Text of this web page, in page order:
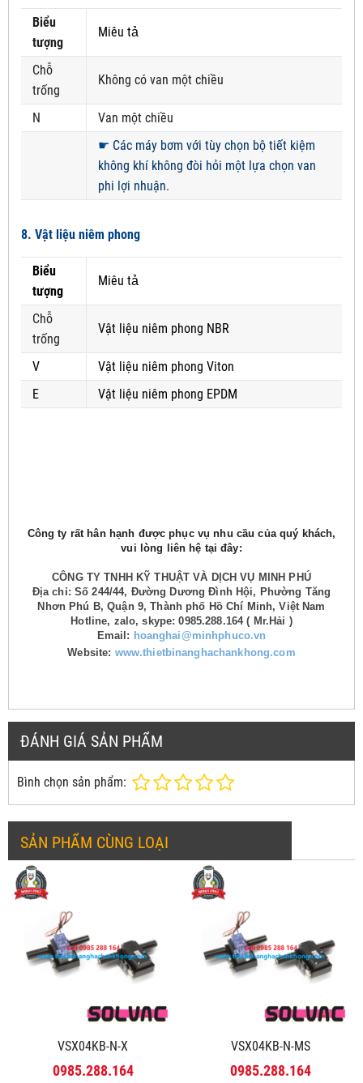
Biểu
tượng
Miêu tả
Chỗ
trống
Không có van một chiều
N
Van một chiều
☛ Các máy bơm với tùy chọn bộ tiết kiệm
không khí không đòi hỏi một lựa chọn van
phi lợi nhuận.
8. Vật liệu niêm phong
Biểu
tượng
Miêu tả
Chỗ
trống
Vật liệu niêm phong NBR
V
Vật liệu niêm phong Viton
E
Vật liệu niêm phong EPDM
Công ty rất hân hạnh được phục vụ nhu cầu của quý khách,
vui lòng liên hệ tại đây:
CÔNG TY TNHH KỸ THUẬT VÀ DỊCH VỤ MINH PHÚ
Địa chỉ: Số 244/44, Đường Dương Đình Hội, Phường Tăng
Nhơn Phú B, Quận 9, Thành phố Hồ Chí Minh, Việt Nam
Hotline, zalo, skype: 0985.288.164 ( Mr.Hải )
Email: hoanghai@minhphuco.vn
Website: www.thietbinanghachankhong.com
ĐÁNH GIÁ SẢN PHẨM
Bình chọn sản phẩm:
SẢN PHẨM CÙNG LOẠI
VSX04KB-N-X
0985.288.164
VSX04KB-N-MS
0985.288.164